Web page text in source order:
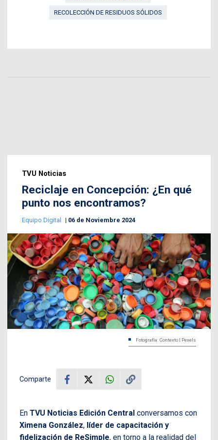
RECOLECCIÓN DE RESIDUOS SÓLIDOS
TVU Noticias
Reciclaje en Concepción: ¿En qué
punto nos encontramos?
Equipo Digital 06 de Noviembre 2024
Fotografía: Contexto | Pexels
Comparte
En TVU Noticias Edición Central conversamos con
Ximena González, líder de capacitación y
fidelización de ReSimple, en torno a la realidad del